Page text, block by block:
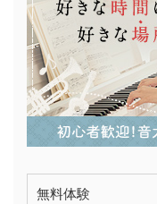
無料体験